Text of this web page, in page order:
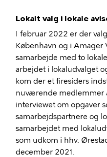
Lokalt valg i lokale
I februar 2022 er der
København og i Amager
samarbejde med to
arbejdet i lokaludvalget
kom der et firesiders
nuværende medlemmer
interviewet om opgaver
samarbejdspartnere og
samarbejdet med
som udkom i hhv.
december 2021.